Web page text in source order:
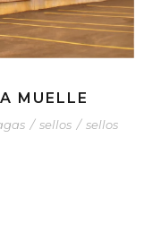
MUELLE
/ sellos / sellos